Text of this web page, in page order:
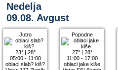
Nedelja
09.08. Avgust
Jutro
23°| 28°
05:00 - 11:00
oblaci slab? kiš?
Popodne
27°| 28°
11:00 - 17:00
oblaci jake kiše